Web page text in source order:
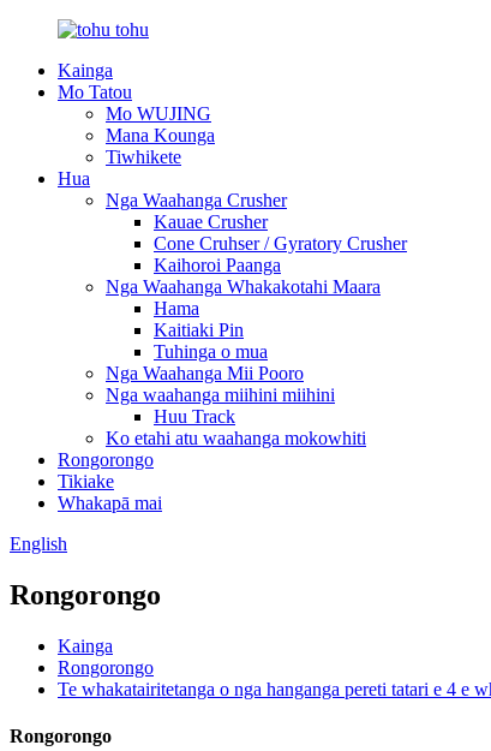
Kainga
Mo Tatou
Mo WUJING
Mana Kounga
Tiwhikete
Hua
Nga Waahanga Crusher
Kauae Crusher
Cone Cruhser / Gyratory Crusher
Kaihoroi Paanga
Nga Waahanga Whakakotahi Maara
Hama
Kaitiaki Pin
Tuhinga o mua
Nga Waahanga Mii Pooro
Nga waahanga miihini miihini
Huu Track
Ko etahi atu waahanga mokowhiti
Rongorongo
Tikiake
Whakapā mai
English
Rongorongo
Kainga
Rongorongo
Te whakatairitetanga o nga hanganga pereti tatari e 4 e
Rongorongo